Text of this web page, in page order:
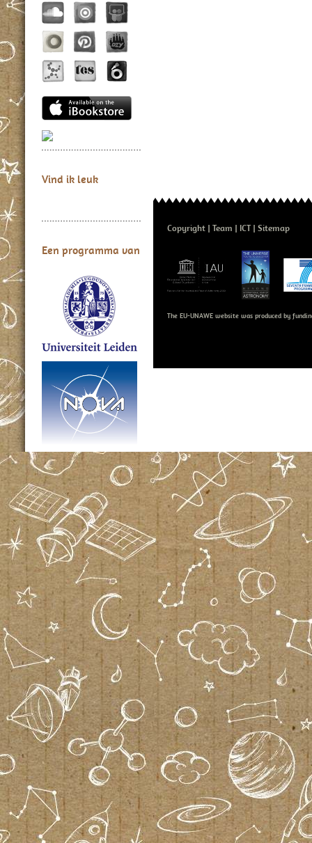
Vind ik leuk
Een programma van
Copyright Team ICT Sitemap
The EU-UNAWE website was produced by